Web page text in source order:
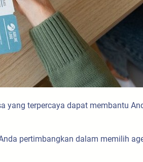
yang terpercaya dapat membantu
pertimbangkan dalam memilih